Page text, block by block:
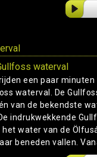
een paar minuten
waterval. De
van de bekendste
indrukwekkende
water van de
beneden vallen.